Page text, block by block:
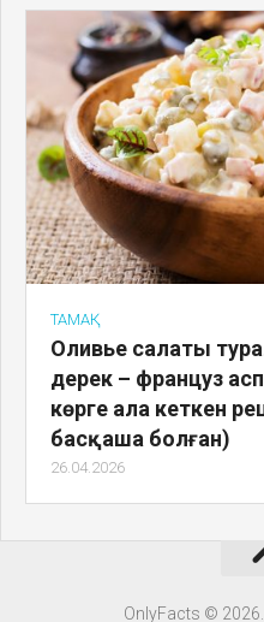
ТАМАҚ
Оливье салаты
дерек – француз
көрге ала кеткен
басқаша болған)
26.04.2026
OnlyFacts © 2026.